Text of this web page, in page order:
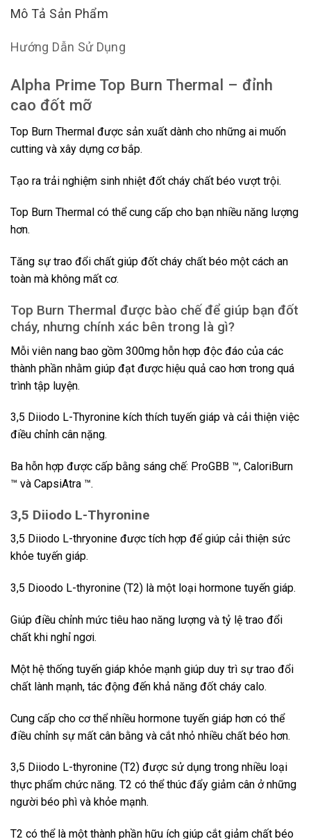
Mô Tả Sản Phẩm
Hướng Dẫn Sử Dụng
Alpha Prime Top Burn Thermal – đỉnh
cao đốt mỡ
Top Burn Thermal được sản xuất dành cho những ai muốn
cutting và xây dựng cơ bắp.
Tạo ra trải nghiệm sinh nhiệt đốt cháy chất béo vượt trội.
Top Burn Thermal có thể cung cấp cho bạn nhiều năng lượng
hơn.
Tăng sự trao đổi chất giúp đốt cháy chất béo một cách an
toàn mà không mất cơ.
Top Burn Thermal được bào chế để giúp bạn đốt
cháy, nhưng chính xác bên trong là gì?
Mỗi viên nang bao gồm 300mg hỗn hợp độc đáo của các
thành phần nhằm giúp đạt được hiệu quả cao hơn trong quá
trình tập luyện.
3,5 Diiodo L-Thyronine kích thích tuyến giáp và cải thiện việc
điều chỉnh cân nặng.
Ba hỗn hợp được cấp bằng sáng chế: ProGBB ™, CaloriBurn
™ và CapsiAtra ™.
3,5 Diiodo L-Thyronine
3,5 Diiodo L-thryonine được tích hợp để giúp cải thiện sức
khỏe tuyến giáp.
3,5 Dioodo L-thyronine (T2) là một loại hormone tuyến giáp.
Giúp điều chỉnh mức tiêu hao năng lượng và tỷ lệ trao đổi
chất khi nghỉ ngơi.
Một hệ thống tuyến giáp khỏe mạnh giúp duy trì sự trao đổi
chất lành mạnh, tác động đến khả năng đốt cháy calo.
Cung cấp cho cơ thể nhiều hormone tuyến giáp hơn có thể
điều chỉnh sự mất cân bằng và cắt nhỏ nhiều chất béo hơn.
3,5 Diiodo L-thyronine (T2) được sử dụng trong nhiều loại
thực phẩm chức năng. T2 có thể thúc đẩy giảm cân ở những
người béo phì và khỏe mạnh.
T2 có thể là một thành phần hữu ích giúp cắt giảm chất béo